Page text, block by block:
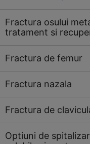
Fractura osului
tratament si
Fractura de femur
Fractura nazala
Fractura de
Optiuni de